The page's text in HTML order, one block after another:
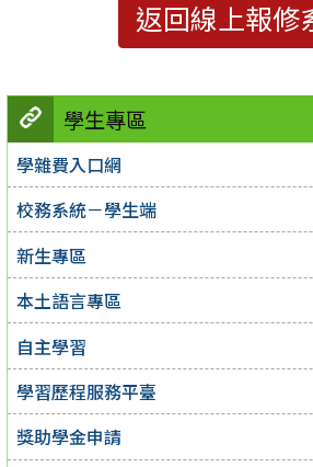
學生專區
學雜費入口網
校務系統－學生端
新生專區
本土語言專區
自主學習
學習歷程服務平臺
獎助學金申請
返回線上報修